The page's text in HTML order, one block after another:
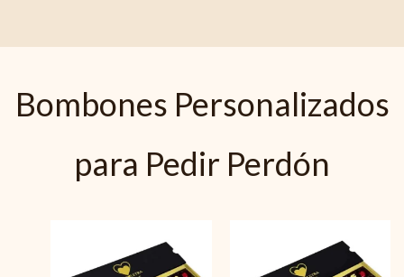
Bombones Personalizados
para Pedir Perdón